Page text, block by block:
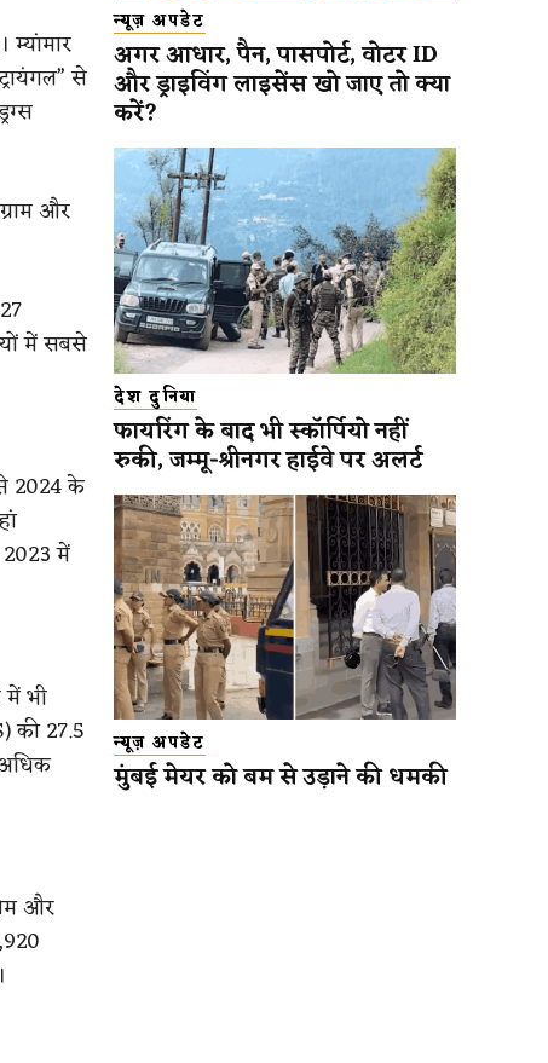
म्यांमार
से
और
में सबसे
2024 के
में
में भी
की 27.5
और
न्यूज़ अपडेट
अगर आधार, पैन, पासपोर्ट, वोटर ID
और ड्राइविंग लाइसेंस खो जाए तो क्या
करें?
देश दुनिया
फायरिंग के बाद भी स्कॉर्पियो नहीं
रुकी, जम्मू-श्रीनगर हाईवे पर अलर्ट
न्यूज़ अपडेट
मुंबई मेयर को बम से उड़ाने की धमकी